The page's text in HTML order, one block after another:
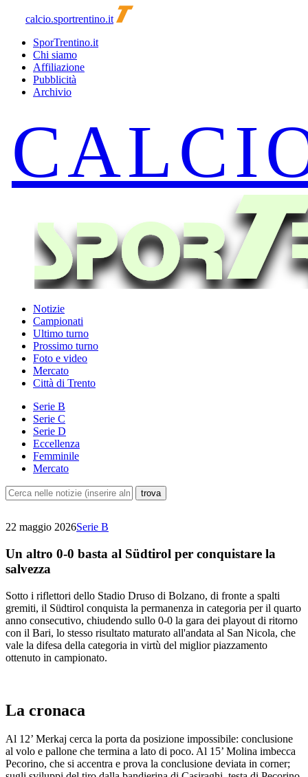
calcio.sportrentino.it
SporTrentino.it
Chi siamo
Affiliazione
Pubblicità
Archivio
Notizie
Campionati
Ultimo turno
Prossimo turno
Foto e video
Mercato
Città di Trento
Serie B
Serie C
Serie D
Eccellenza
Femminile
Mercato
22 maggio 2026Serie B
Un altro 0-0 basta al Südtirol per conquistare la
salvezza
Sotto i riflettori dello Stadio Druso di Bolzano, di fronte a spalti
gremiti, il Südtirol conquista la permanenza in categoria per il quarto
anno consecutivo, chiudendo sullo 0-0 la gara dei playout di ritorno
con il Bari, lo stesso risultato maturato all'andata al San Nicola, che
vale la difesa della categoria in virtù del miglior piazzamento
ottenuto in campionato.
La cronaca
Al 12’ Merkaj cerca la porta da posizione impossibile: conclusione
al volo e pallone che termina a lato di poco. Al 15’ Molina imbecca
Pecorino, che si accentra e prova la conclusione deviata in corner;